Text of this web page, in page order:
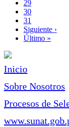
Page
29
Page
30
Page
31
Siguiente
página
Siguiente ›
Última
Último »
Inicio
Sobre Nosotros
Procesos de